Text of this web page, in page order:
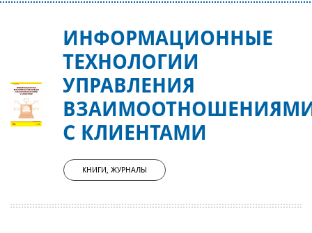
ИНФОРМАЦИОННЫЕ
ТЕХНОЛОГИИ
УПРАВЛЕНИЯ
С КЛИЕНТАМИ
КНИГИ, ЖУРНАЛЫ